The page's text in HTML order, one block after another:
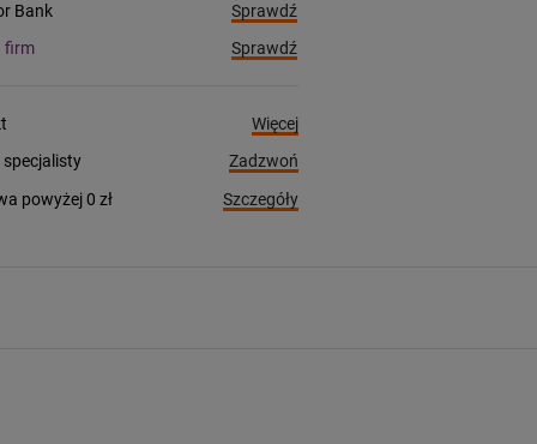
Bank
Sprawdź
firm
Sprawdź
Więcej
Zadzwoń
powyżej 0 zł
Szczegóły